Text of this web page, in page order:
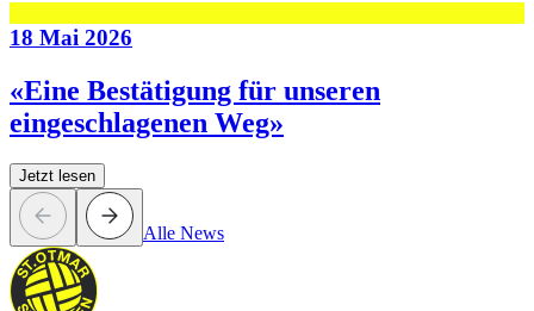
18 Mai 2026
«Eine Bestätigung für unseren
eingeschlagenen Weg»
Jetzt lesen
Alle News